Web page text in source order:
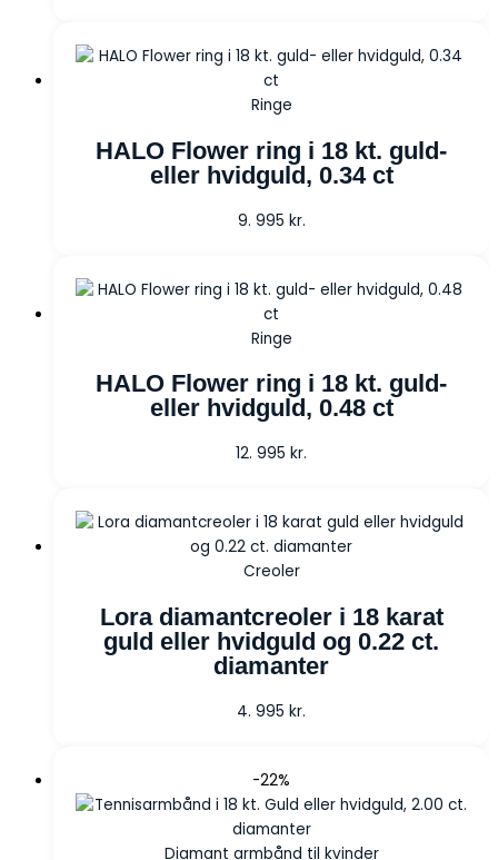
Ringe
HALO Flower ring i 18 kt. guld-
eller hvidguld, 0.34 ct
9. 995 kr.
Ringe
HALO Flower ring i 18 kt. guld-
eller hvidguld, 0.48 ct
12. 995 kr.
Creoler
Lora diamantcreoler i 18 karat
guld eller hvidguld og 0.22 ct.
diamanter
4. 995 kr.
-22%
Diamant armbånd til kvinder